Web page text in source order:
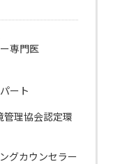
専門医
ート
管理協会認定環
グカウンセラー